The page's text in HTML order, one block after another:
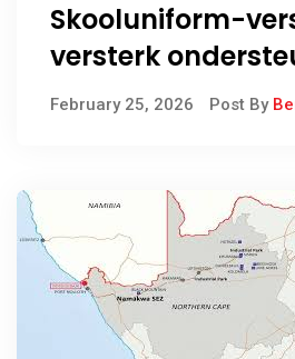
Skooluniform-
versterk
kwesbare leerders
February 25, 2026 Post By